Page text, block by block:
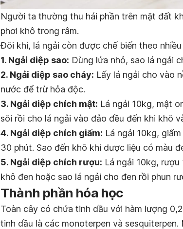
Người ta thường thu hái phần trên mặt đất
phơi khô trong râm.
Đôi khi, lá ngải còn được chế biến theo
1. Ngải diệp sao: Dùng lửa nhỏ, sao lá ngải
2. Ngải diệp sao cháy: Lấy lá ngải cho vào
nước để trừ hỏa độc.
3. Ngải diệp chích mật: Lá ngải 10kg, mật
sôi rồi cho lá ngải vào đảo đều đến khi khô
4. Ngải diệp chích giấm: Lá ngải 10kg,
30 phút. Sao đến khô khi dược liệu có màu
5. Ngải diệp chích rượu: Lá ngải 10kg,
khô đen hoặc sao lá ngải cho đen rồi phun
Thành phần hóa học
Toàn cây có chứa tinh dầu với hàm lượng
tinh dầu là các monoterpen và